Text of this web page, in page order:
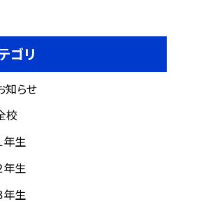
ゴリ
知らせ
校
年生
年生
年生